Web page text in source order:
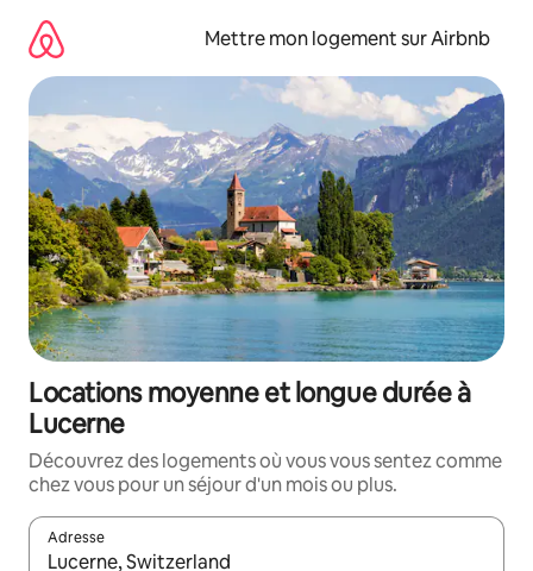
directement
contenu
Mettre mon logement sur Airbnb
Locations moyenne et longue durée à
Lucerne
Découvrez des logements où vous vous sentez comme
chez vous pour un séjour d'un mois ou plus.
Adresse
Lorsque les résultats s'affichent, utilisez les flèches vers le